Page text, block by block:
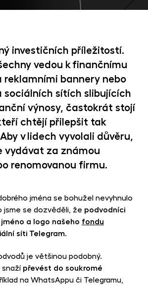
investičních příležitostí.
vedou k finančnímu
reklamními bannery nebo
sociálních sítích slibujících
výnosy, častokrát stojí
chtějí přilepšit tak
v lidech vyvolali důvěru,
vydávat za známou
renomovanou firmu.
jména se bohužel nevyhnulo
jsme se dozvěděli, že podvodníci
a logo našeho fondu
síti Telegram.
je většinou podobný.
snaží převést do soukromé
na WhatsAppu či Telegramu,